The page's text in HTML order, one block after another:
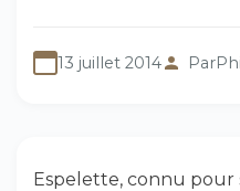
13 juillet 2014 Par
Espelette, connu pour